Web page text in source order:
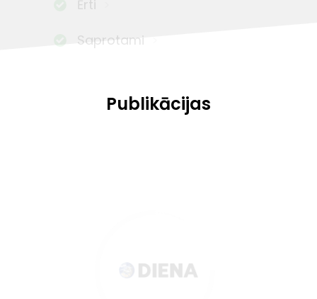
Ērti
Saprotami
Publikācijas